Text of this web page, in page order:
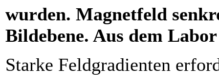
wurden. Magnetfeld
Bildebene. Aus dem
Starke Feldgradienten